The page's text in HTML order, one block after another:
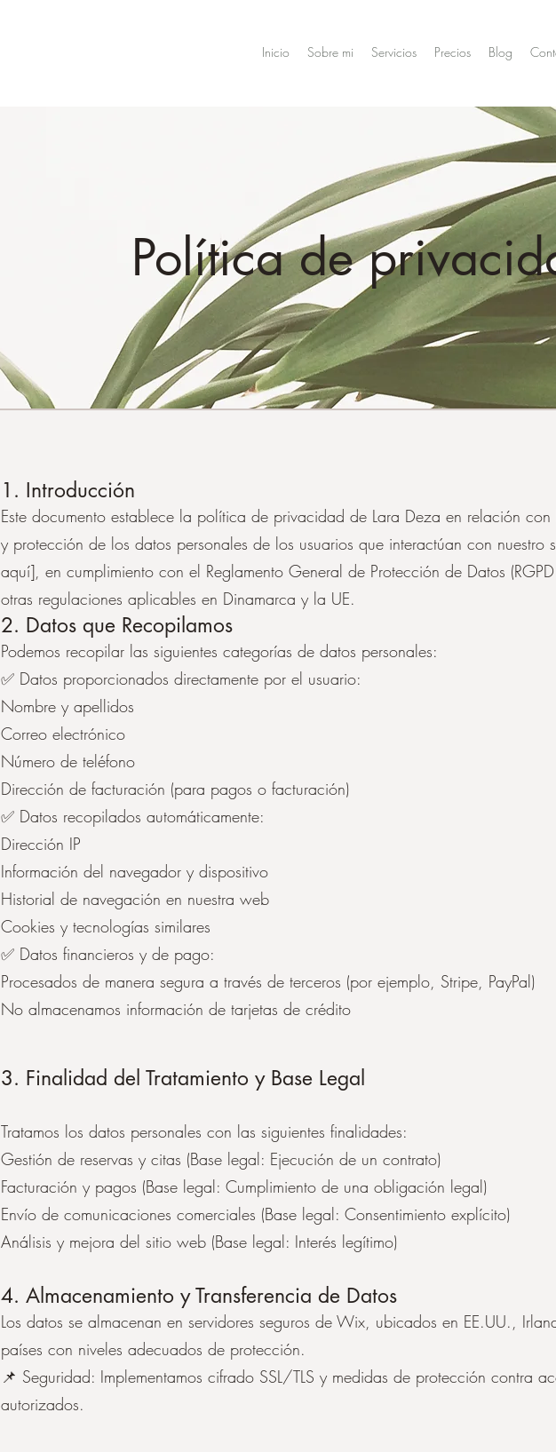
Inicio Sobre mi Servicios Precios Blog
Política de
1. Introducción
Este documento establece la política de privacidad de Lara Deza en relación
y protección de los datos personales de los usuarios que interactúan con nuestro
aquí], en cumplimiento con el Reglamento General de Protección de Datos
otras regulaciones aplicables en Dinamarca y la UE.
2. Datos que Recopilamos
Podemos recopilar las siguientes categorías de datos personales:
✅ Datos proporcionados directamente por el usuario:
Nombre y apellidos
Correo electrónico
Número de teléfono
Dirección de facturación (para pagos o facturación)
✅ Datos recopilados automáticamente:
Dirección IP
Información del navegador y dispositivo
Historial de navegación en nuestra web
Cookies y tecnologías similares
✅ Datos financieros y de pago:
Procesados de manera segura a través de terceros (por ejemplo, Stripe, PayPal)
No almacenamos información de tarjetas de crédito
3. Finalidad del Tratamiento y Base Legal
Tratamos los datos personales con las siguientes finalidades:
Gestión de reservas y citas (Base legal: Ejecución de un contrato)
Facturación y pagos (Base legal: Cumplimiento de una obligación legal)
Envío de comunicaciones comerciales (Base legal: Consentimiento explícito)
Análisis y mejora del sitio web (Base legal: Interés legítimo)
4. Almacenamiento y Transferencia de Datos
Los datos se almacenan en servidores seguros de Wix, ubicados en EE.UU.,
países con niveles adecuados de protección.
📌 Seguridad: Implementamos cifrado SSL/TLS y medidas de protección contra
autorizados.